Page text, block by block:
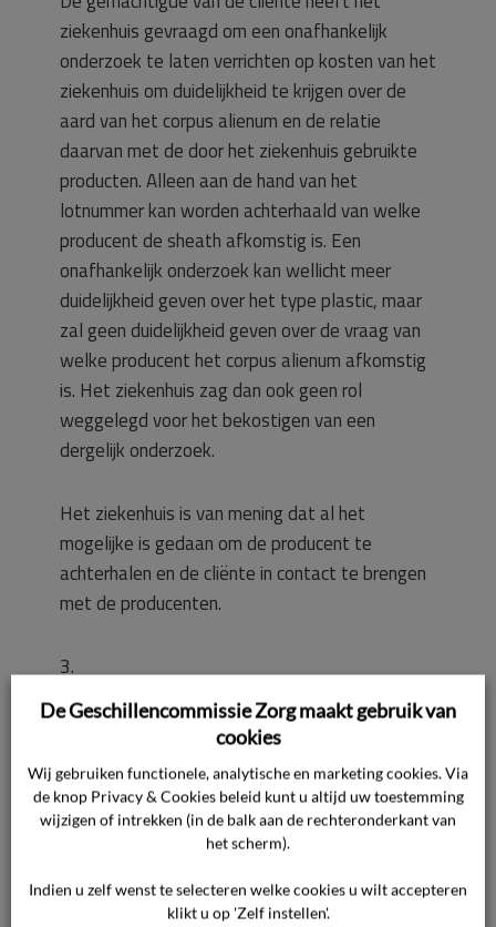
ziekenhuis gevraagd om een onafhankelijk
onderzoek te laten verrichten op kosten van het
ziekenhuis om duidelijkheid te krijgen over de
aard van het corpus alienum en de relatie
daarvan met de door het ziekenhuis gebruikte
producten. Alleen aan de hand van het
lotnummer kan worden achterhaald van welke
producent de sheath afkomstig is. Een
onafhankelijk onderzoek kan wellicht meer
duidelijkheid geven over het type plastic, maar
zal geen duidelijkheid geven over de vraag van
welke producent het corpus alienum afkomstig
is. Het ziekenhuis zag dan ook geen rol
weggelegd voor het bekostigen van een
dergelijk onderzoek.
Het ziekenhuis is van mening dat al het
mogelijke is gedaan om de producent te
achterhalen en de cliënte in contact te brengen
met de producenten.
3.
De toets die het ziekenhuis heeft aangelegd is
of de hulpverlener heeft gehandeld met een
redelijk handelend hulpverlener in dezelfde
omstandigheden mocht worden verwacht. Het
ziekenhuis mocht ervan uitgaan dat het product
deugdelijk disposible product mag worden
De Geschillencommissie Zorg maakt gebruik van
cookies
Wij gebruiken functionele, analytische en marketing cookies. Via
de knop Privacy & Cookies beleid kunt u altijd uw toestemming
wijzigen of intrekken (in de balk aan de rechteronderkant van
het scherm).
Indien u zelf wenst te selecteren welke cookies u wilt accepteren
klikt u op 'Zelf instellen'.